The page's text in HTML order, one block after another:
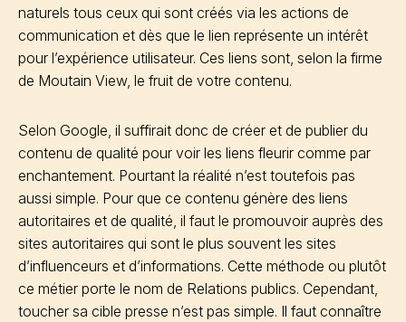
naturels tous ceux qui sont créés via les actions de
communication et dès que le lien représente un intérêt
pour l’expérience utilisateur. Ces liens sont, selon la firme
de Moutain View, le fruit de votre contenu.
Selon Google, il suffirait donc de créer et de publier du
contenu de qualité pour voir les liens fleurir comme par
enchantement. Pourtant la réalité n’est toutefois pas
aussi simple. Pour que ce contenu génère des liens
autoritaires et de qualité, il faut le promouvoir auprès des
sites autoritaires qui sont le plus souvent les sites
d’influenceurs et d’informations. Cette méthode ou plutôt
ce métier porte le nom de Relations publics. Cependant,
toucher sa cible presse n’est pas simple. Il faut connaître